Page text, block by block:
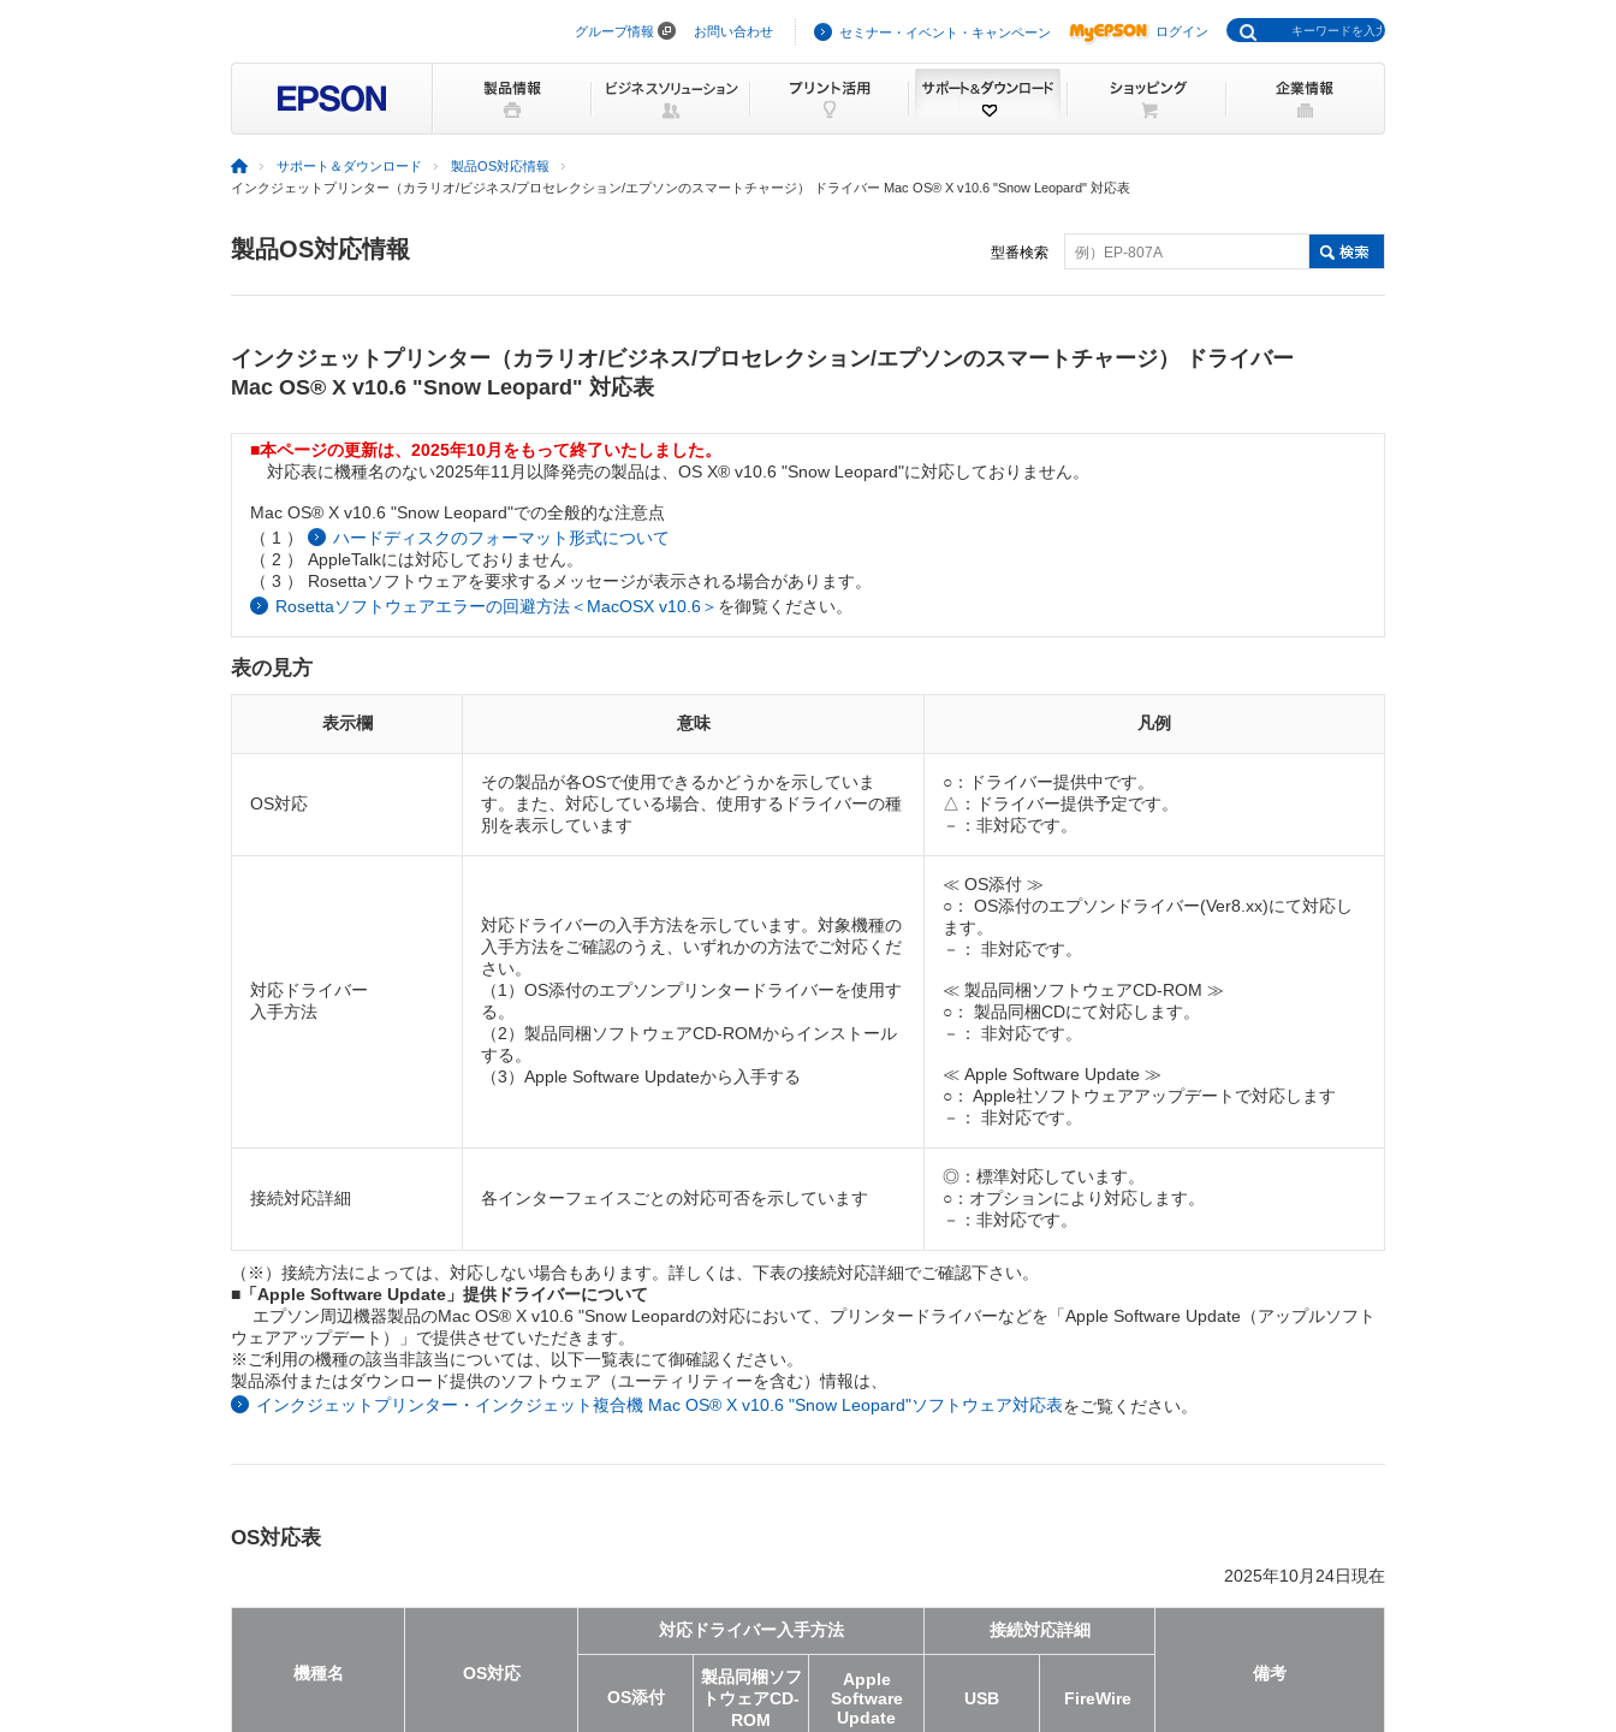
ビ
ョ
ス
グループ情報 お問い合わせ セミナー・イベント・キャンペーン ログイン
サポート＆ダウンロード
製品OS対応情報
インクジェットプリンター（カラリオ/ビジネス/プロセレクション/エプソンのスマートチャージ） ドライバー Mac OS® X v10.6 "Snow Leopard" 対応表
製品OS対応情報 型番検索 例）EP-807A
インクジェットプリンター（カラリオ/ビジネス/プロセレクション/エプソンのスマートチャージ） ドライバー
Mac OS® X v10.6 "Snow Leopard" 対応表
■本ページの更新は、2025年10月をもって終了いたしました。
対応表に機種名のない2025年11月以降発売の製品は、OS X® v10.6 "Snow Leopard"に対応しておりません。
Mac OS® X v10.6 "Snow Leopard"での全般的な注意点
（ 1 ）
ハードディスクのフォーマット形式について
（ 2 ） AppleTalkには対応しておりません。
（ 3 ） Rosettaソフトウェアを要求するメッセージが表示される場合があります。
Rosettaソフトウェアエラーの回避方法＜MacOSX v10.6＞ を御覧ください。
表の見方
表示欄 意味 凡例
OS対応
その製品が各OSで使用できるかどうかを示していま
す。また、対応している場合、使用するドライバーの種
別を表示しています
○：ドライバー提供中です。
△：ドライバー提供予定です。
－：非対応です。
対応ドライバー
入手方法
対応ドライバーの入手方法を示しています。対象機種の
入手方法をご確認のうえ、いずれかの方法でご対応くだ
さい。
（1）OS添付のエプソンプリンタードライバーを使用す
る。
（2）製品同梱ソフトウェアCD-ROMからインストール
する。
（3）Apple Software Updateから入手する
≪ OS添付 ≫
○： OS添付のエプソンドライバー(Ver8.xx)にて対応し
ます。
－： 非対応です。
≪ 製品同梱ソフトウェアCD-ROM ≫
○： 製品同梱CDにて対応します。
－： 非対応です。
≪ Apple Software Update ≫
○： Apple社ソフトウェアアップデートで対応します
－： 非対応です。
接続対応詳細 各インターフェイスごとの対応可否を示しています
◎：標準対応しています。
○：オプションにより対応します。
－：非対応です。
（※）接続方法によっては、対応しない場合もあります。詳しくは、下表の接続対応詳細でご確認下さい。
■「Apple Software Update」提供ドライバーについて
エプソン周辺機器製品のMac OS® X v10.6 "Snow Leopardの対応において、プリンタードライバーなどを「Apple Software Update（アップルソフト
ウェアアップデート）」で提供させていただきます。
※ご利用の機種の該当非該当については、以下一覧表にて御確認ください。
製品添付またはダウンロード提供のソフトウェア（ユーティリティーを含む）情報は、
インクジェットプリンター・インクジェット複合機 Mac OS® X v10.6 "Snow Leopard"ソフトウェア対応表をご覧ください。
OS対応表
2025年10月24日現在
機種名 OS対応
対応ドライバー入手方法 接続対応詳細
備考
OS添付
製品同梱ソフ
トウェアCD-
ROM
Apple
Software
Update
USB FireWire